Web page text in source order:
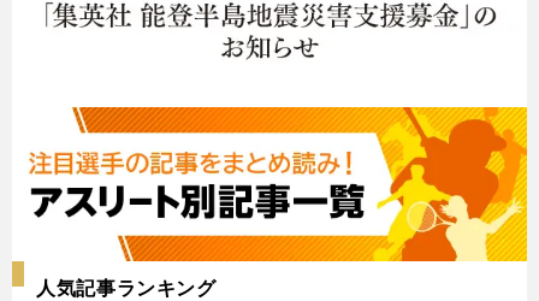
人気記事ランキング